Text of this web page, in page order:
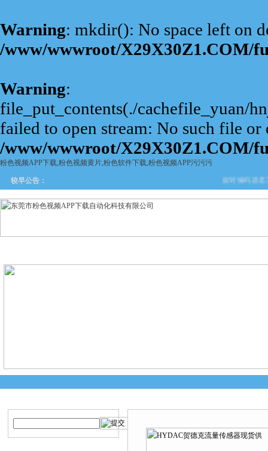
Warning: mkdir(): No space left on
/www/wwwroot/X29X30Z1.COM/
Warning:
file_put_contents(./cachefile_yuan/
failed to open stream: No such file
/www/wwwroot/X29X30Z1.COM/
粉色视频APP下载,粉色视频黄片,粉色软件下载,粉色视频APP污污污
较早公告： 旋转编码器是
下载